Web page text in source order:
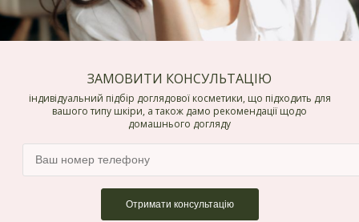
ЗАМОВИТИ КОНСУЛЬТАЦІЮ
індивідуальний підбір доглядової косметики, що підходить для
вашого типу шкіри, а також дамо рекомендації щодо
домашнього догляду